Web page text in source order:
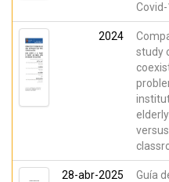
2024
study
28-abr-2025
Guía